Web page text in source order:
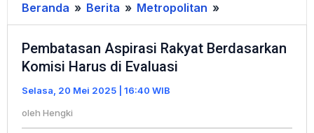
Beranda » Berita » Metropolitan »
Aspirasi
Rakyat
di
Pembatasan Aspirasi Rakyat Berdasarkan
Komisi Harus di Evaluasi
Selasa, 20 Mei 2025 | 16:40 WIB
oleh Hengki